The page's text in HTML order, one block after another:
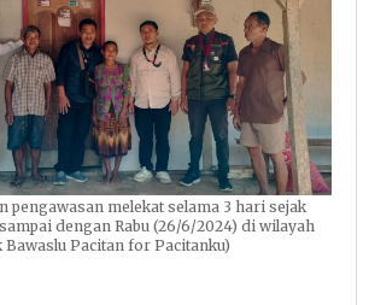
pengawasan melekat selama 3 hari sejak
dengan Rabu (26/6/2024) di wilayah
Bawaslu Pacitan for Pacitanku)